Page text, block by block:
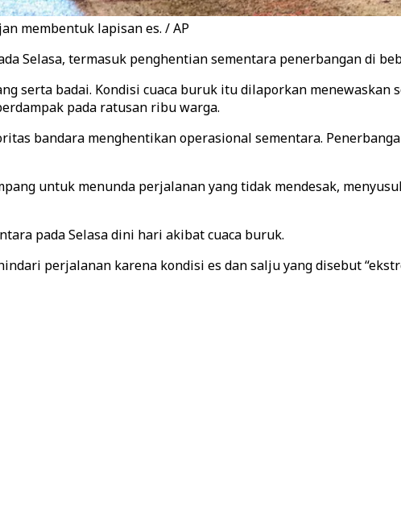
membentuk lapisan es. / AP
Selasa, termasuk penghentian sementara penerbangan di
serta badai. Kondisi cuaca buruk itu dilaporkan menewaskan
pada ratusan ribu warga.
bandara menghentikan operasional sementara.
untuk menunda perjalanan yang tidak mendesak,
pada Selasa dini hari akibat cuaca buruk.
perjalanan karena kondisi es dan salju yang disebut